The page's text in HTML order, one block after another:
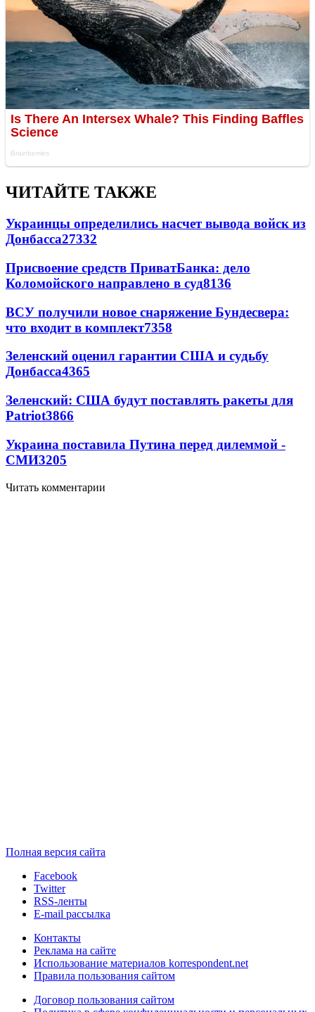
ЧИТАЙТЕ ТАКЖЕ
Украинцы определились насчет вывода войск из
Донбасса27332
Присвоение средств ПриватБанка: дело
Коломойского направлено в суд8136
ВСУ получили новое снаряжение Бундесвера:
что входит в комплект7358
Зеленский оценил гарантии США и судьбу
Донбасса4365
Зеленский: США будут поставлять ракеты для
Patriot3866
Украина поставила Путина перед дилеммой -
СМИ3205
Читать комментарии
Полная версия сайта
Facebook
Twitter
RSS-ленты
E-mail рассылка
Контакты
Реклама на сайте
Использование материалов korrespondent.net
Правила пользования сайтом
Договор пользования сайтом